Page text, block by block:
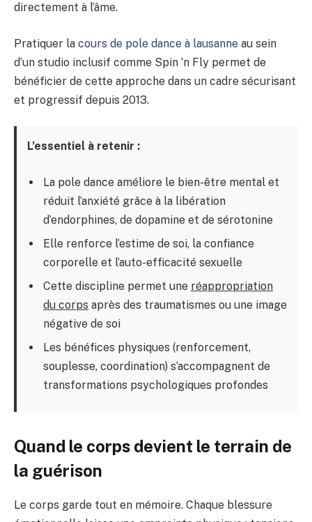
directement à l’âme.
Pratiquer la cours de pole dance à lausanne au sein
d’un studio inclusif comme Spin ‘n Fly permet de
bénéficier de cette approche dans un cadre sécurisant
et progressif depuis 2013.
L’essentiel à retenir :
La pole dance améliore le bien-être mental et
réduit l’anxiété grâce à la libération
d’endorphines, de dopamine et de sérotonine
Elle renforce l’estime de soi, la confiance
corporelle et l’auto-efficacité sexuelle
Cette discipline permet une réappropriation
du corps après des traumatismes ou une image
négative de soi
Les bénéfices physiques (renforcement,
souplesse, coordination) s’accompagnent de
transformations psychologiques profondes
Quand le corps devient le terrain de
la guérison
Le corps garde tout en mémoire. Chaque blessure